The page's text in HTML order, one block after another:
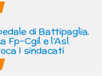
di Battipaglia,
Fp-Cgil e l’Asl
I sindacati